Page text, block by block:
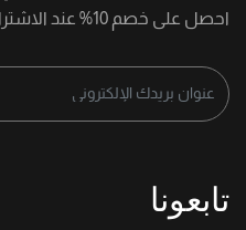
احصل على خصم 10% عند الاشتراك في نشرتنا الإخبارية
تابعونا